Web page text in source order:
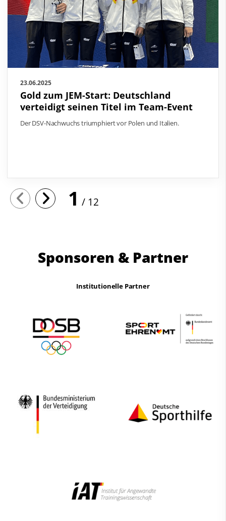
23.06.2025
Gold zum JEM-Start: Deutschland
verteidigt seinen Titel im Team-Event
Der DSV-Nachwuchs triumphiert vor Polen und Italien.
1 12
Sponsoren & Partner
Institutionelle Partner